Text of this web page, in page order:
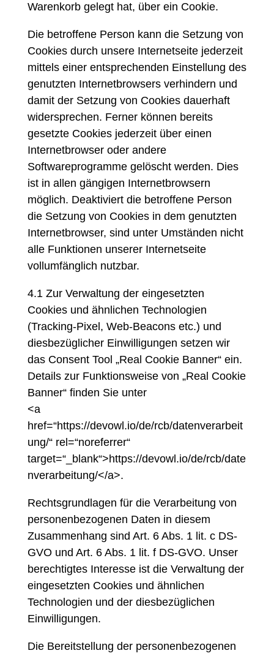
Warenkorb gelegt hat, über ein Cookie.
Die betroffene Person kann die Setzung von
Cookies durch unsere Internetseite jederzeit
mittels einer entsprechenden Einstellung des
genutzten Internetbrowsers verhindern und
damit der Setzung von Cookies dauerhaft
widersprechen. Ferner können bereits
gesetzte Cookies jederzeit über einen
Internetbrowser oder andere
Softwareprogramme gelöscht werden. Dies
ist in allen gängigen Internetbrowsern
möglich. Deaktiviert die betroffene Person
die Setzung von Cookies in dem genutzten
Internetbrowser, sind unter Umständen nicht
alle Funktionen unserer Internetseite
vollumfänglich nutzbar.
4.1 Zur Verwaltung der eingesetzten
Cookies und ähnlichen Technologien
(Tracking-Pixel, Web-Beacons etc.) und
diesbezüglicher Einwilligungen setzen wir
das Consent Tool „Real Cookie Banner“ ein.
Details zur Funktionsweise von „Real Cookie
Banner“ finden Sie unter
<a
href=“https://devowl.io/de/rcb/datenverarbeit
ung/“ rel=“noreferrer“
target=“_blank“>https://devowl.io/de/rcb/date
nverarbeitung/</a>.
Rechtsgrundlagen für die Verarbeitung von
personenbezogenen Daten in diesem
Zusammenhang sind Art. 6 Abs. 1 lit. c DS-
GVO und Art. 6 Abs. 1 lit. f DS-GVO. Unser
berechtigtes Interesse ist die Verwaltung der
eingesetzten Cookies und ähnlichen
Technologien und der diesbezüglichen
Einwilligungen.
Die Bereitstellung der personenbezogenen